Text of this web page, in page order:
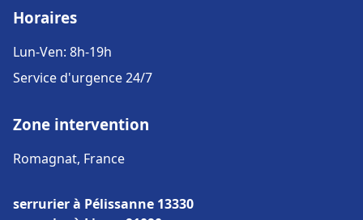
Horaires
Lun-Ven: 8h-19h
Service d'urgence 24/7
Zone intervention
Romagnat, France
serrurier à Pélissanne 13330